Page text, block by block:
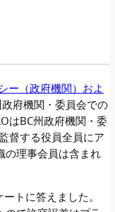
ー（政府機関）およ
政府機関・委員会での
はBC州政府機関・委
督する役員全員にア
の理事会員は含まれ
トに答えました。